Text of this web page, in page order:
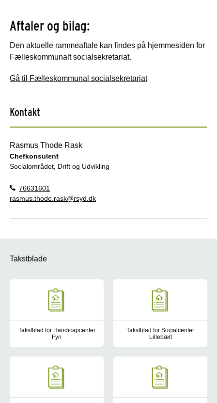
Aftaler og bilag:
Den aktuelle rammeaftale kan findes på hjemmesiden for
Fælleskommunalt socialsekretariat.
Gå til Fælleskommunal socialsekretariat
Kontakt
Rasmus Thode Rask
Chefkonsulent
Socialområdet, Drift og Udvikling
76631601
rasmus.thode.rask@rsyd.dk
Takstblade
Takstblad for Handicapcenter
Fyn
Takstblad for Socialcenter
Lillebælt